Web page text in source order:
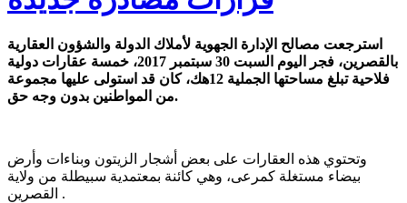
استرجعت مصالح الإدارة الجهوية لأملاك الدولة والشؤون العقارية
بالقصرين، فجر اليوم السبت 30 سبتمبر 2017، خمسة عقارات دولية
فلاحية تبلغ مساحتها الجملية 12هك، كان قد استولى عليها مجموعة
من المواطنين بدون وجه حق.
وتحتوي هذه العقارات على بعض أشجار الزيتون وبناءات وأرض
بيضاء مستغلة كمرعى، وهي كائنة بمعتمدية سبيطلة من ولاية
القصرين .